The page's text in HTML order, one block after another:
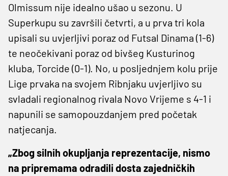
Olmissum nije idealno ušao u sezonu. U
Superkupu su završili četvrti, a u prva tri kola
upisali su uvjerljivi poraz od Futsal Dinama (1-6)
te neočekivani poraz od bivšeg Kusturinog
kluba, Torcide (0-1). No, u posljednjem kolu prije
Lige prvaka na svojem Ribnjaku uvjerljivo su
svladali regionalnog rivala Novo Vrijeme s 4-1 i
napunili se samopouzdanjem pred početak
natjecanja.
„Zbog silnih okupljanja reprezentacije, nismo
na pripremama odradili dosta zajedničkih